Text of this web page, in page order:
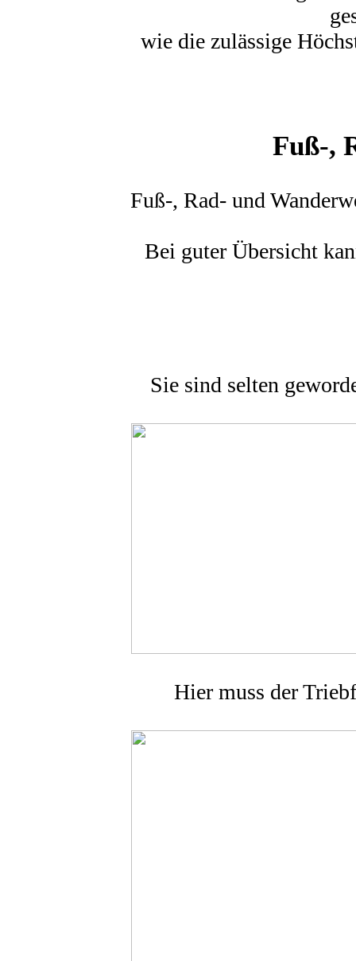
wie die zulässige
Fuß-,
Fuß-, Rad- und
Bei guter Übersicht
Sie sind selten
Hier muss der